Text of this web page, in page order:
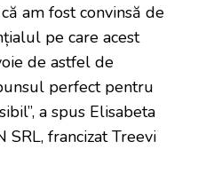
am fost convinsă de
pe care acest
de astfel de
perfect pentru
a spus Elisabeta
SRL, francizat Treevi